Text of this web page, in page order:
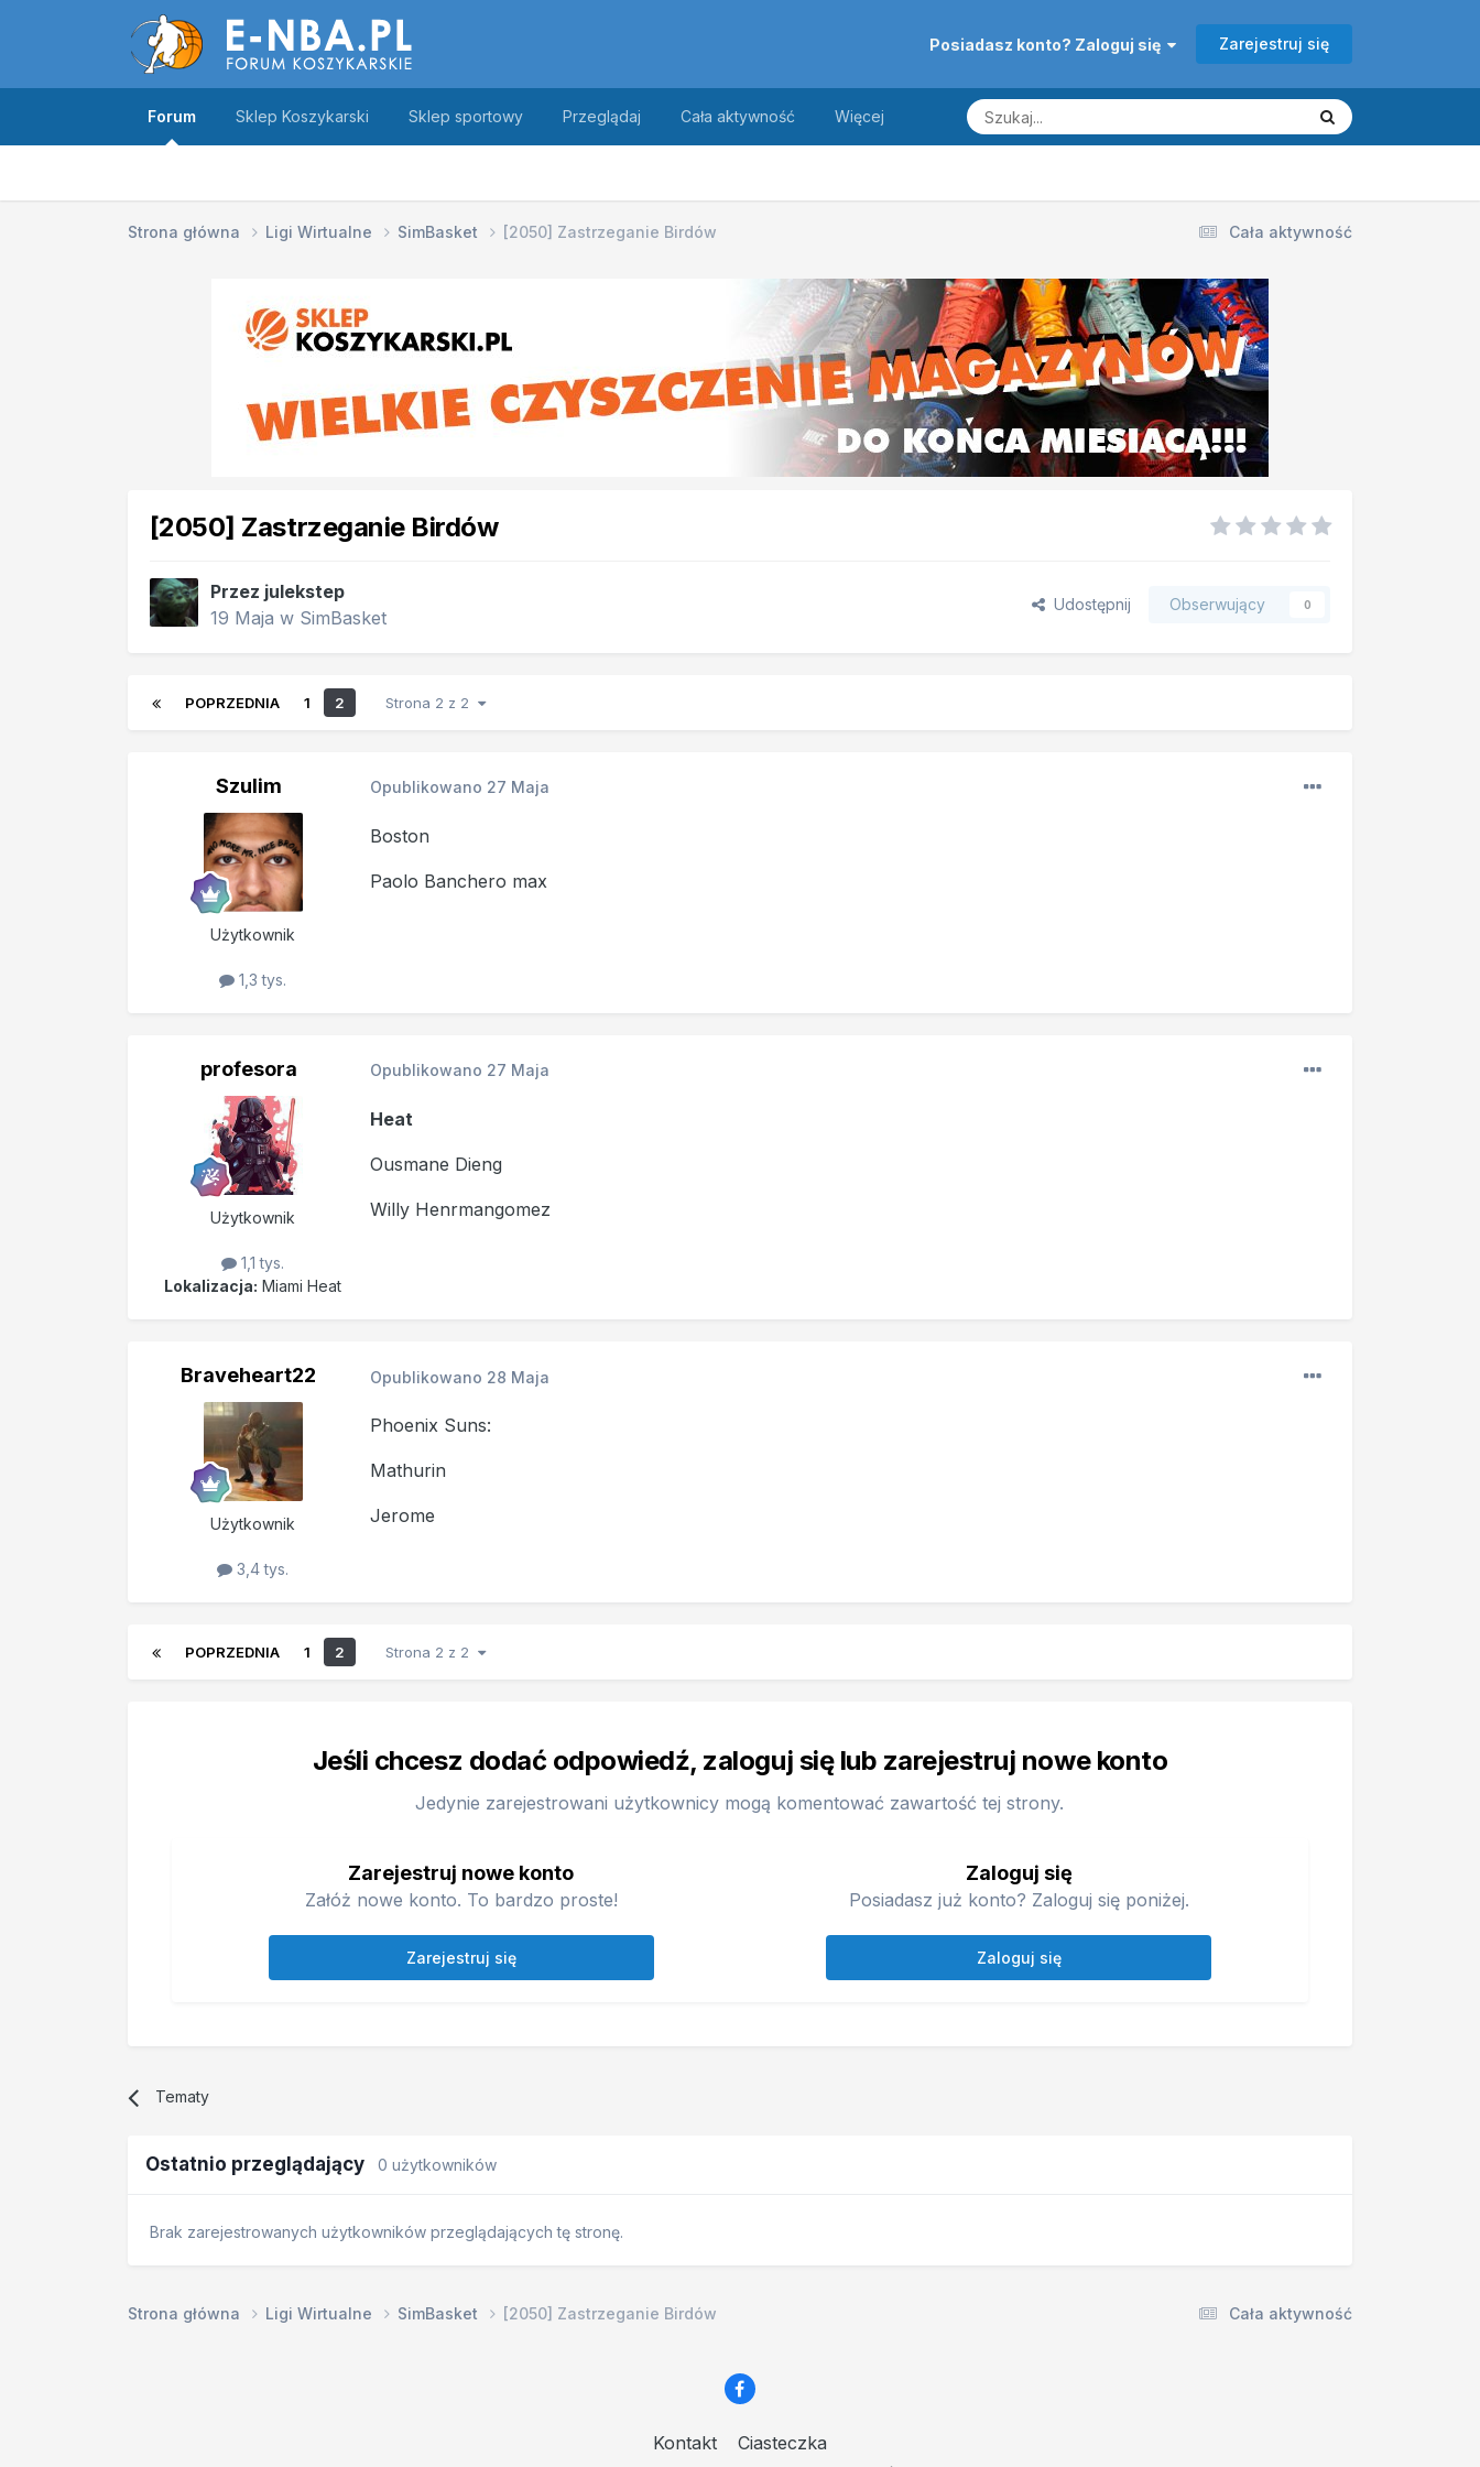
Posiadasz konto? Zaloguj się Zarejestruj się
Forum Sklep Koszykarski Sklep sportowy Przeglądaj Cała aktywność Więcej
Cała aktywność
Strona główna Ligi Wirtualne SimBasket [2050] Zastrzeganie Birdów
[2050] Zastrzeganie Birdów
Przez julekstep
19 Maja w SimBasket
Udostępnij Obserwujący 0
POPRZEDNIA 1 2 Strona 2 z 2
Szulim
Użytkownik
1,3 tys.
Opublikowano 27 Maja
Boston
Paolo Banchero max
profesora
Użytkownik
1,1 tys.
Lokalizacja: Miami Heat
Opublikowano 27 Maja
Heat
Ousmane Dieng
Willy Henrmangomez
Braveheart22
Użytkownik
3,4 tys.
Opublikowano 28 Maja
Phoenix Suns:
Mathurin
Jerome
POPRZEDNIA 1 2 Strona 2 z 2
Jeśli chcesz dodać odpowiedź, zaloguj się lub zarejestruj nowe konto
Jedynie zarejestrowani użytkownicy mogą komentować zawartość tej strony.
Zarejestruj nowe konto
Załóż nowe konto. To bardzo proste!
Zarejestruj się
Zaloguj się
Posiadasz już konto? Zaloguj się poniżej.
Zaloguj się
Tematy
Ostatnio przeglądający 0 użytkowników
Brak zarejestrowanych użytkowników przeglądających tę stronę.
Cała aktywność
Strona główna Ligi Wirtualne SimBasket [2050] Zastrzeganie Birdów
Kontakt Ciasteczka